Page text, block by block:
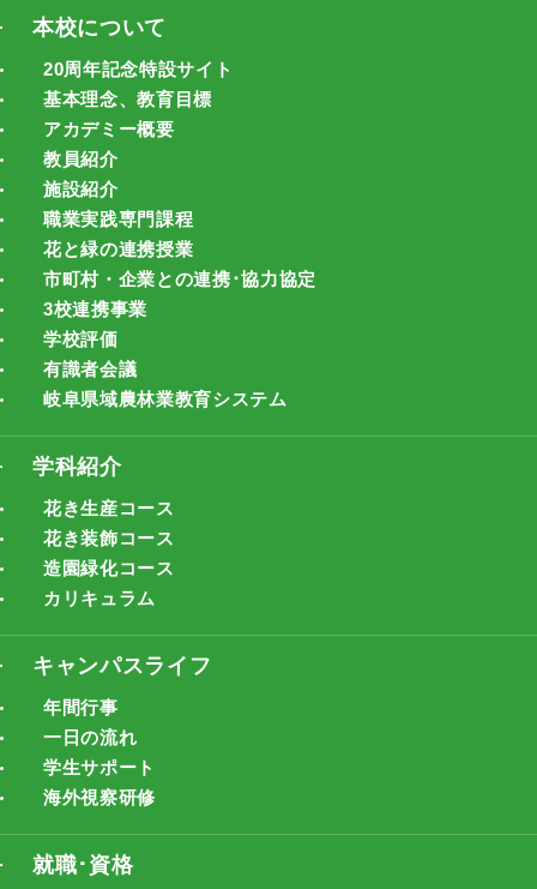
本校について
20周年記念特設サイト
基本理念、教育目標
アカデミー概要
教員紹介
施設紹介
職業実践専門課程
花と緑の連携授業
市町村・企業との連携･協力協定
3校連携事業
学校評価
有識者会議
岐阜県域農林業教育システム
学科紹介
花き生産コース
花き装飾コース
造園緑化コース
カリキュラム
キャンパスライフ
年間行事
一日の流れ
学生サポート
海外視察研修
就職･資格